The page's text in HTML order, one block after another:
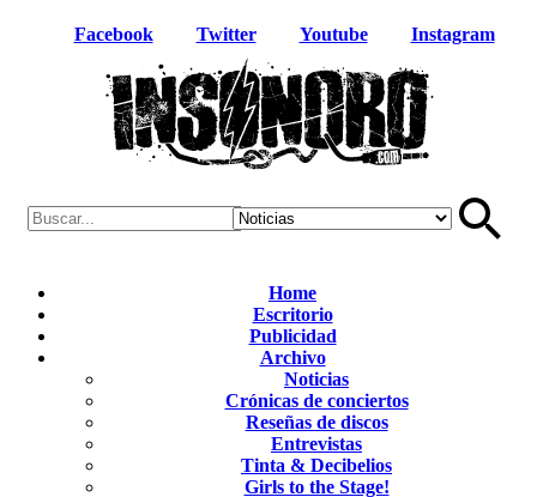
Facebook Twitter Youtube Instagram
Home
Escritorio
Publicidad
Archivo
Noticias
Crónicas de conciertos
Reseñas de discos
Entrevistas
Tinta & Decibelios
Girls to the Stage!